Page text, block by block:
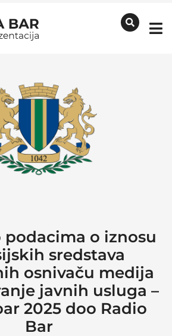
podacima o iznosu
sredstava
osnivaču medija
javnih usluga –
2025 doo Radio
Bar